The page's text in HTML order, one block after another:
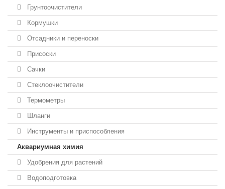
Грунтоочистители
Кормушки
Отсадники и переноски
Присоски
Сачки
Стеклоочистители
Термометры
Шланги
Инструменты и приспособления
Аквариумная химия
Удобрения для растений
Водоподготовка